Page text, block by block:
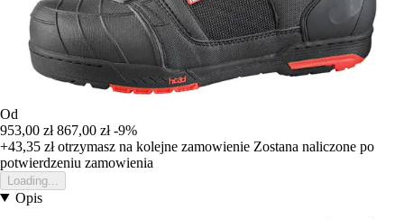
Od
953,00 zł 867,00 zł -9%
+43,35 złotrzymasz na kolejne zamowienie Zostana naliczone po
potwierdzeniu zamowienia
Loading...
Opis